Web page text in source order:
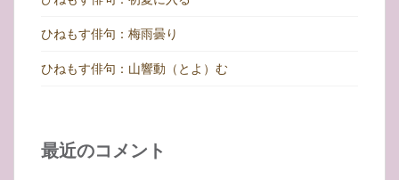
ひねもす俳句：梅雨曇り
ひねもす俳句：山響動（とよ）む
最近のコメント